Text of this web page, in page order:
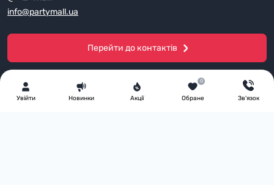
Увiйти Новинки Акції Обране
0
Зв'язок
info@partymall.ua
Перейти до контактів